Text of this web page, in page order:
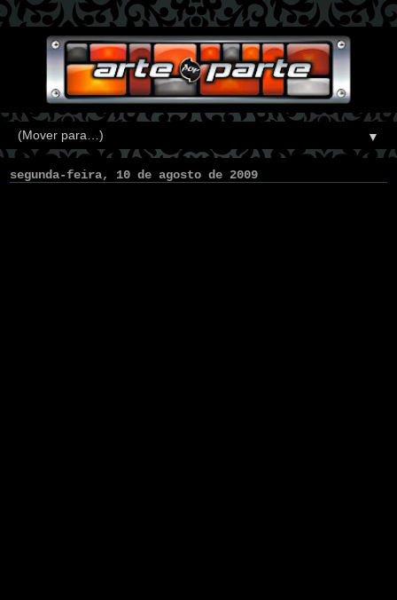
▼
segunda-feira, 10 de agosto de 2009